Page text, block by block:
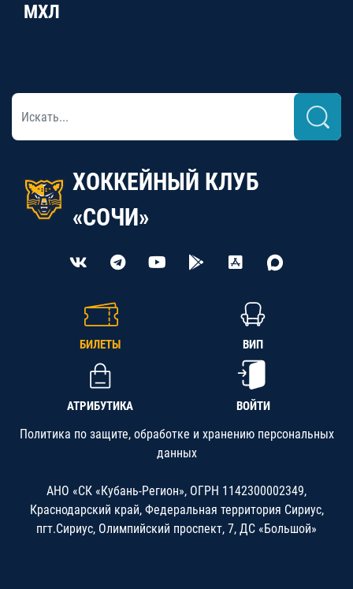
МХЛ
ХОККЕЙНЫЙ КЛУБ
«СОЧИ»
БИЛЕТЫ ВИП
АТРИБУТИКА ВОЙТИ
Политика по защите, обработке и хранению персональных
данных
АНО «СК «Кубань-Регион», ОГРН 1142300002349,
Краснодарский край, Федеральная территория Сириус,
пгт.Сириус, Олимпийский проспект, 7, ДС «Большой»